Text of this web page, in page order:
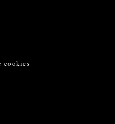
cookies